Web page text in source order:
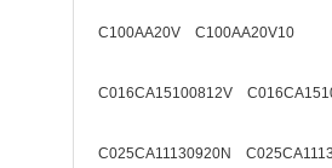
C100AA20V C100AA20V10
C016CA15100812V
C025CA11130920N